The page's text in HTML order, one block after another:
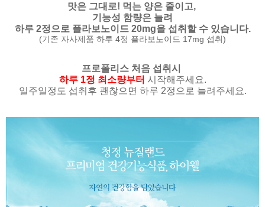
맛은 그대로! 먹는 양은 줄이고,
기능성 함량은 늘려
하루 2정으로 플라보노이드 20mg을 섭취할 수 있습니다.
(기존 자사제품 하루 4정 플라보노이드 17mg 섭취)
프로폴리스 처음 섭취시
하루 1정 최소량부터 시작해주세요.
일주일정도 섭취후 괜찮으면 하루 2정으로 늘려주세요.